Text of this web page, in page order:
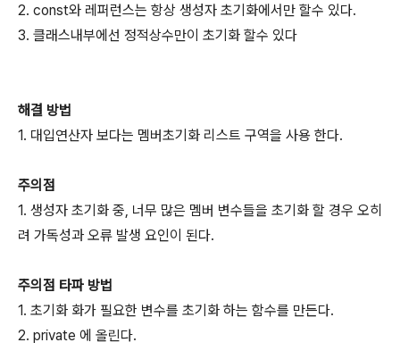
2. const와 레퍼런스는 항상 생성자 초기화에서만 할수 있다.
3. 클래스내부에선 정적상수만이 초기화 할수 있다
해결 방법
1. 대입연산자 보다는 멤버초기화 리스트 구역을 사용 한다.
주의점
1. 생성자 초기화 중, 너무 많은 멤버 변수들을 초기화 할 경우 오히
려 가독성과 오류 발생 요인이 된다.
주의점 타파 방법
1. 초기화 화가 필요한 변수를 초기화 하는 함수를 만든다.
2. private 에 올린다.